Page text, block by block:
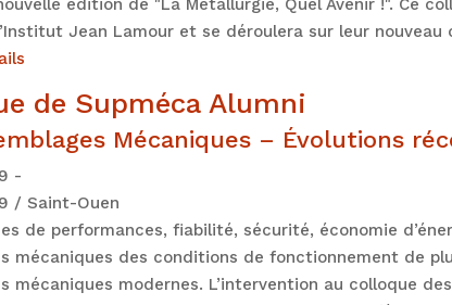
édition de "La Métallurgie, Quel Avenir !". Ce
Jean Lamour et se déroulera sur leur nouveau
de Supméca Alumni
Mécaniques – Évolutions
-
/ Saint-Ouen
de performances, fiabilité, sécurité, économie
mécaniques des conditions de fonctionnement de
mécaniques modernes. L’intervention au colloque